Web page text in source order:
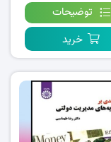
توضیحات
خرید